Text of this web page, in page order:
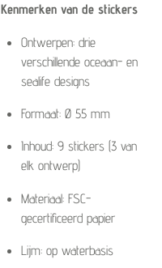
Kenmerken van de stickers
Ontwerpen: drie
verschillende oceaan- en
sealife designs
Formaat: Ø 55 mm
Inhoud: 9 stickers (3 van
elk ontwerp)
Materiaal: FSC-
gecertificeerd papier
Lijm: op waterbasis